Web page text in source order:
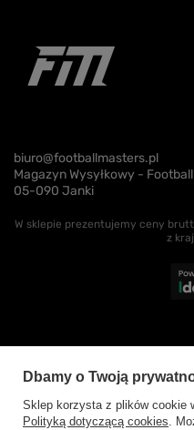
biuro@footballmasters.pl
Magazyn Wysyłkowy -
05-090 Janki
W sklepie prezentujemy ceny
z
Dbamy o Twoją
Sklep korzysta z plików cookie
Polityką dotyczącą cookies.